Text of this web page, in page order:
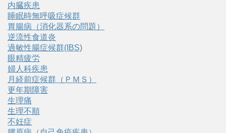
内臓疾患
睡眠時無呼吸症候群
胃腸病（消化器系の問題）
逆流性食道炎
過敏性腸症候群(IBS)
眼精疲労
婦人科疾患
月経前症候群（ＰＭＳ）
更年期障害
生理痛
生理不順
不妊症